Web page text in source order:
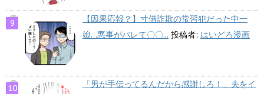
【因果応報？】寸借詐欺の常習犯だった中一
娘…悪事がバレて〇〇... 投稿者: はいどろ漫画
「男が手伝ってるんだから感謝しろ！」夫をイ